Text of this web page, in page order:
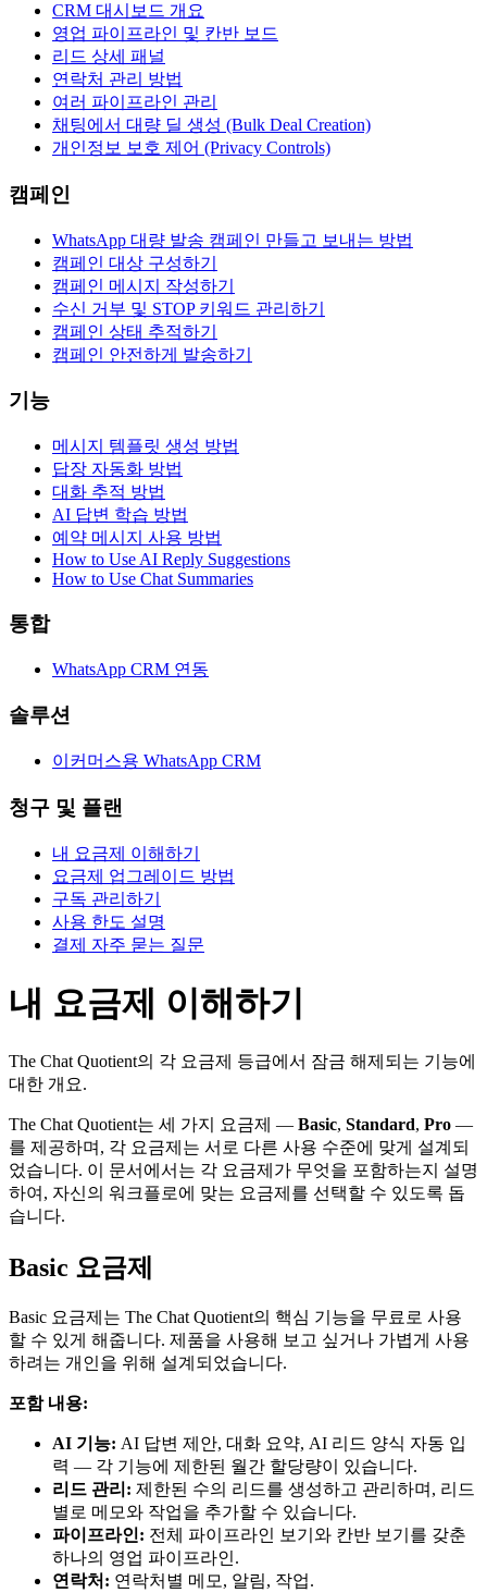
CRM 대시보드 개요
영업 파이프라인 및 칸반 보드
리드 상세 패널
연락처 관리 방법
여러 파이프라인 관리
채팅에서 대량 딜 생성 (Bulk Deal Creation)
개인정보 보호 제어 (Privacy Controls)
캠페인
WhatsApp 대량 발송 캠페인 만들고 보내는 방법
캠페인 대상 구성하기
캠페인 메시지 작성하기
수신 거부 및 STOP 키워드 관리하기
캠페인 상태 추적하기
캠페인 안전하게 발송하기
기능
메시지 템플릿 생성 방법
답장 자동화 방법
대화 추적 방법
AI 답변 학습 방법
예약 메시지 사용 방법
How to Use AI Reply Suggestions
How to Use Chat Summaries
통합
WhatsApp CRM 연동
솔루션
이커머스용 WhatsApp CRM
청구 및 플랜
내 요금제 이해하기
요금제 업그레이드 방법
구독 관리하기
사용 한도 설명
결제 자주 묻는 질문
내 요금제 이해하기
The Chat Quotient의 각 요금제 등급에서 잠금 해제되는 기능에
대한 개요.
The Chat Quotient는 세 가지 요금제 — Basic, Standard, Pro —
를 제공하며, 각 요금제는 서로 다른 사용 수준에 맞게 설계되
었습니다. 이 문서에서는 각 요금제가 무엇을 포함하는지 설명
하여, 자신의 워크플로에 맞는 요금제를 선택할 수 있도록 돕
습니다.
Basic 요금제
Basic 요금제는 The Chat Quotient의 핵심 기능을 무료로 사용
할 수 있게 해줍니다. 제품을 사용해 보고 싶거나 가볍게 사용
하려는 개인을 위해 설계되었습니다.
포함 내용:
AI 기능: AI 답변 제안, 대화 요약, AI 리드 양식 자동 입
력 — 각 기능에 제한된 월간 할당량이 있습니다.
리드 관리: 제한된 수의 리드를 생성하고 관리하며, 리드
별로 메모와 작업을 추가할 수 있습니다.
파이프라인: 전체 파이프라인 보기와 칸반 보기를 갖춘
하나의 영업 파이프라인.
연락처: 연락처별 메모, 알림, 작업.